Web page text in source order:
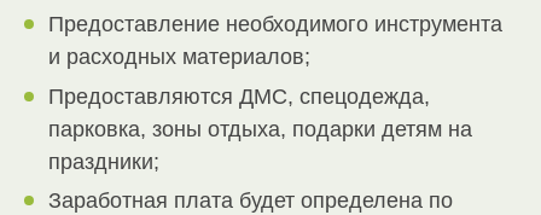
Предоставление необходимого инструмента
и расходных материалов;
Предоставляются ДМС, спецодежда,
парковка, зоны отдыха, подарки детям на
праздники;
Заработная плата будет определена по